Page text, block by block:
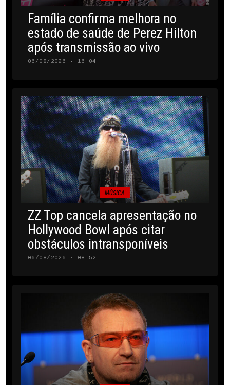
Família confirma melhora no
estado de saúde de Perez Hilton
após transmissão ao vivo
06/08/2026 · 16:04
MÚSICA
ZZ Top cancela apresentação no
Hollywood Bowl após citar
obstáculos intransponíveis
06/08/2026 · 08:52